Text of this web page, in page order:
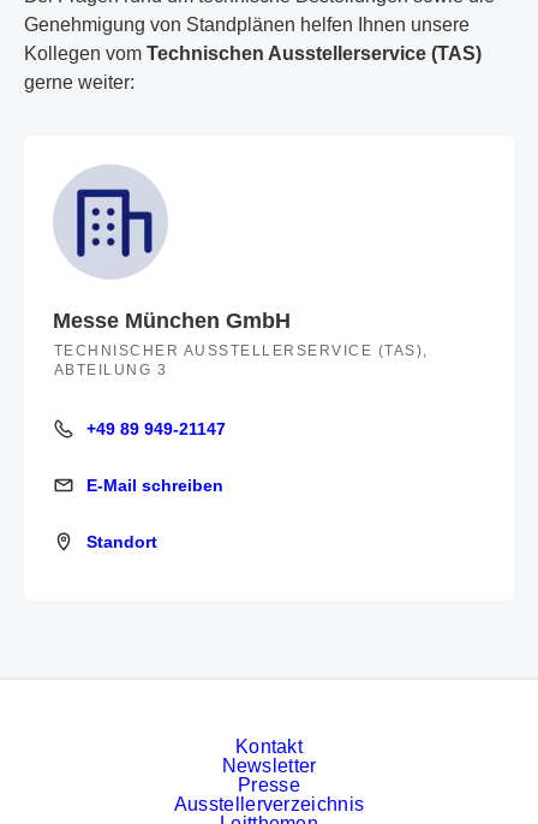
Genehmigung von Standplänen helfen Ihnen unsere
Kollegen vom Technischen Ausstellerservice (TAS)
gerne weiter:
Messe München GmbH
TECHNISCHER AUSSTELLERSERVICE (TAS),
ABTEILUNG 3
+49 89 949-21147
+49 89 949-21147
E-Mail schreiben
E-Mail schreiben
Standort
Standort
Kontakt
Newsletter
Presse
Ausstellerverzeichnis